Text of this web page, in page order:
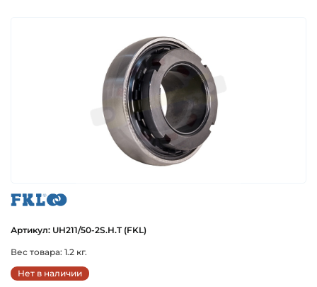
Артикул: UH211/50-2S.H.T (FKL)
Вес товара: 1.2 кг.
Нет в наличии